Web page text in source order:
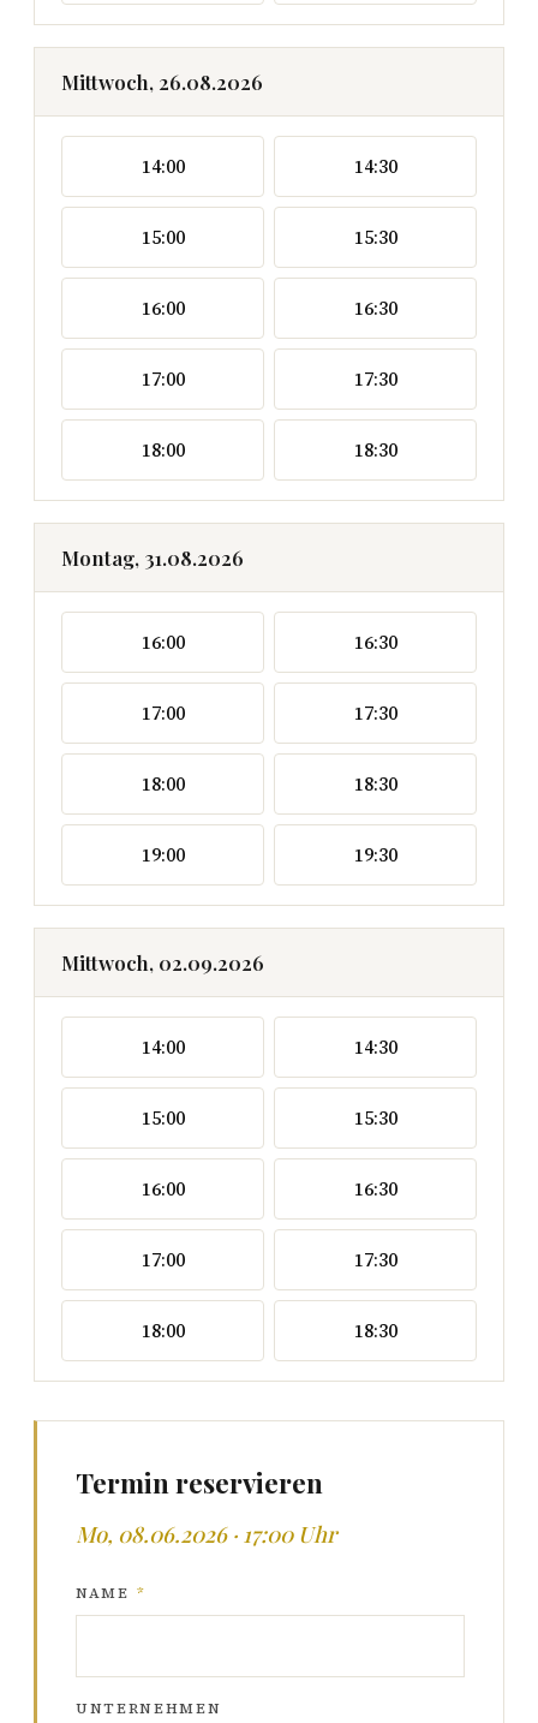
Mittwoch, 26.08.2026
14:00 14:30
15:00 15:30
16:00 16:30
17:00 17:30
18:00 18:30
Montag, 31.08.2026
16:00 16:30
17:00 17:30
18:00 18:30
19:00 19:30
Mittwoch, 02.09.2026
14:00 14:30
15:00 15:30
16:00 16:30
17:00 17:30
18:00 18:30
Termin reservieren
Mo, 08.06.2026 · 17:00 Uhr
NAME *
UNTERNEHMEN